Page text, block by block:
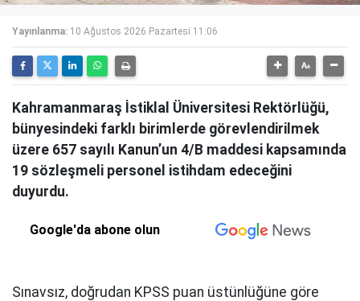
Yayınlanma: 10 Ağustos 2026 Pazartesi 11:06
Kahramanmaraş İstiklal Üniversitesi Rektörlüğü,
bünyesindeki farklı birimlerde görevlendirilmek
üzere 657 sayılı Kanun’un 4/B maddesi kapsamında
19 sözleşmeli personel istihdam edeceğini
duyurdu.
Google'da abone olun
Sınavsız, doğrudan KPSS puan üstünlüğüne göre